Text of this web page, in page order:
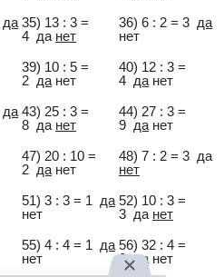
да 35) 13 : 3 =
4 да нет
36) 6 : 2 = 3 да
нет
39) 10 : 5 =
2 данет
40) 12 : 3 =
4 данет
да 43) 25 : 3 =
8 да нет
44) 27 : 3 =
9 данет
47) 20 : 10 =
2 данет
48) 7 : 2 = 3 да
нет
51) 3 : 3 = 1 да
нет
52) 10 : 3 =
3 да нет
55) 4 : 4 = 1 да
нет
56) 32 : 4 =
8данет